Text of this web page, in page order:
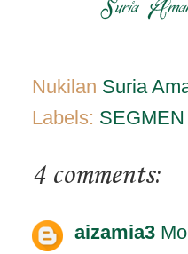
Nukilan Suria
Labels: SEGMEN
4 comments:
aizamia3